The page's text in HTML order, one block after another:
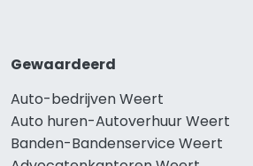
Gewaardeerd
Auto-bedrijven Weert
Auto huren-Autoverhuur Weert
Banden-Bandenservice Weert